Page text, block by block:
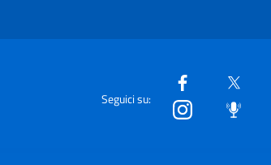
Seguici su: